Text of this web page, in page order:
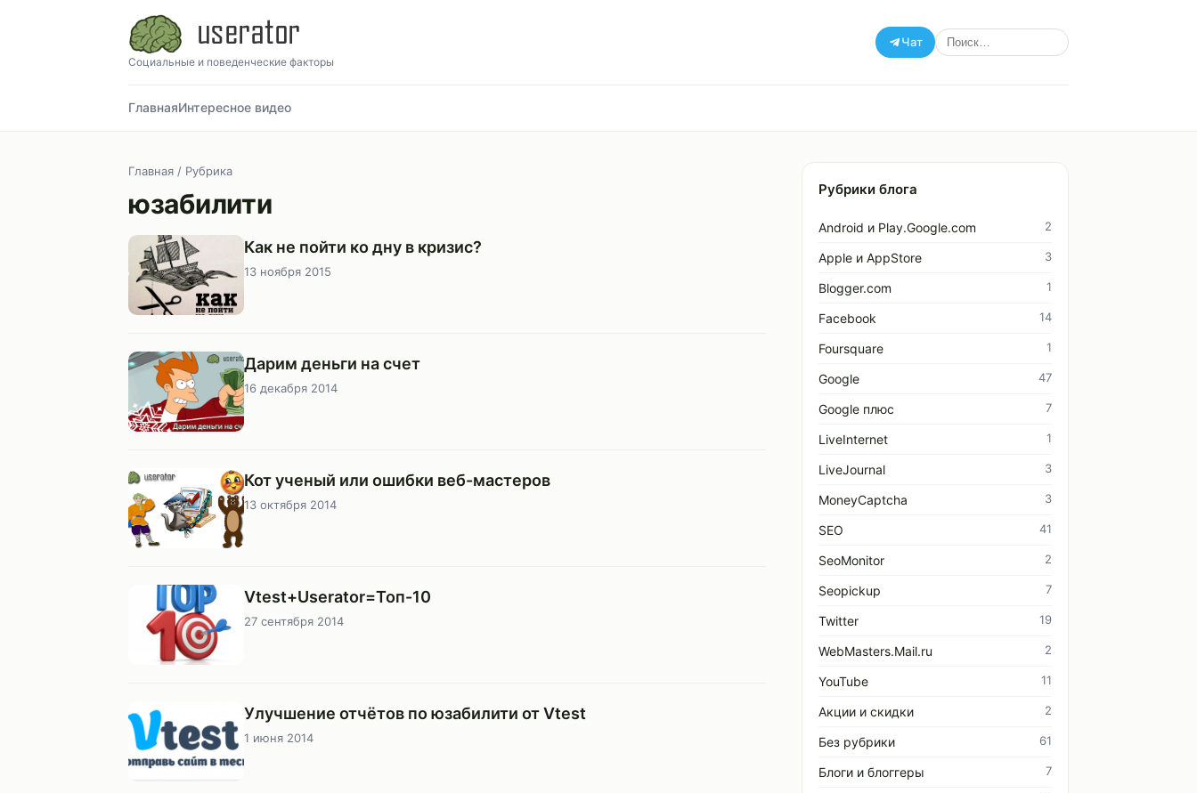
Социальные и поведенческие факторы
Чат
ГлавнаяИнтересное видео
Главная / Рубрика
юзабилити
Как не пойти ко дну в кризис?
13 ноября 2015
Дарим деньги на счет
16 декабря 2014
Кот ученый или ошибки веб-мастеров
13 октября 2014
Vtest+Userator=Топ-10
27 сентября 2014
Улучшение отчётов по юзабилити от Vtest
1 июня 2014
Рубрики блога
Android и Play.Google.com 2
Apple и AppStore 3
Blogger.com 1
Facebook 14
Foursquare 1
Google 47
Google плюс 7
LiveInternet 1
LiveJournal 3
MoneyCaptcha 3
SEO 41
SeoMonitor 2
Seopickup 7
Twitter 19
WebMasters.Mail.ru 2
YouTube 11
Акции и скидки 2
Без рубрики 61
Блоги и блоггеры 7